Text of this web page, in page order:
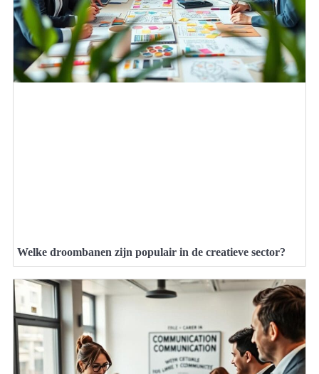
Welke droombanen zijn populair in de creatieve sector?